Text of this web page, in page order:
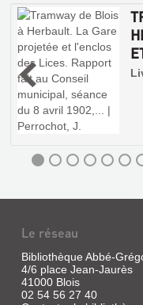
BLOIS
:
LE
GRICOURT
|
|
Altice
Media,
2015
Le réseau
Bibliothèque Abbé-
4/6 place Jean-Jaurès
41000 Blois
02 54 56 27 40